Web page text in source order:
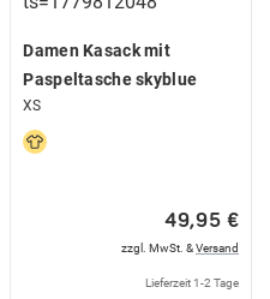
Damen Kasack mit
Paspeltasche skyblue
XS
49,95 €
zzgl. MwSt. &Versand
Lieferzeit 1-2 Tage